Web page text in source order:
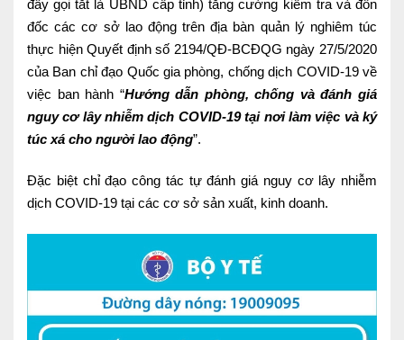
Răng Hàm Mặt
Tai Mũi Họng
Vật lý trị liệu hồi phục chức năng
Xét nghiệm
Chẩn đoán hình ảnh
Nội soi tiêu hóa
Các gói khám sức khỏe
đây gọi tắt là UBND cấp tỉnh) tăng cường kiểm tra và đôn
đốc các cơ sở lao động trên địa bàn quản lý nghiêm túc
thực hiện Quyết định số 2194/QĐ-BCĐQG ngày 27/5/2020
của Ban chỉ đạo Quốc gia phòng, chống dịch COVID-19 về
việc ban hành “Hướng dẫn phòng, chống và đánh giá
nguy cơ lây nhiễm dịch COVID-19 tại nơi làm việc và ký
túc xá cho người lao động”.
Đặc biệt chỉ đạo công tác tự đánh giá nguy cơ lây nhiễm
dịch COVID-19 tại các cơ sở sản xuất, kinh doanh.